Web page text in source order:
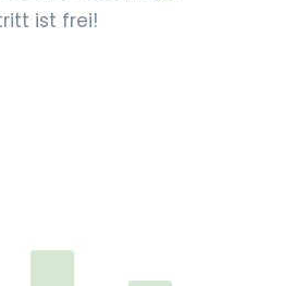
ist frei!